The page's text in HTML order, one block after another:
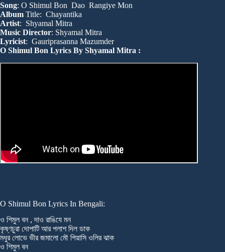
Song: O Shimul Bon Dao Rangiye Mon
Album Title: Chayantika
Artist: Shyamal Mitra
Music Director: Shyamal Mitra
Lyricist: Gauriprasanna Mazumder
O Shimul Bon Lyrics By Shyamal Mitra :
O Shimul Bon Lyrics In Bengali:
ও শিমুল বন , দাও রাঙিযে মন
কৃষ্ণচুরা দোপাটি আর পলাশ দিল ডাক
মধুর লোভে ভীর জমালো মৌ পিয়াসি ওলির ঝাক
ও শিমুল বন